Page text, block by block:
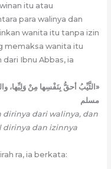
itu atau
para walinya dan
wanita itu tanpa izin
memaksa wanita itu
Ibnu Abbas, ia
«الثَّيِّبُ أحقُّ بِنَفْسِها مِنْ وَلِيِّها،
مسلم
dirinya dari walinya, dan
dirinya dan izinnya
ra, ia berkata: